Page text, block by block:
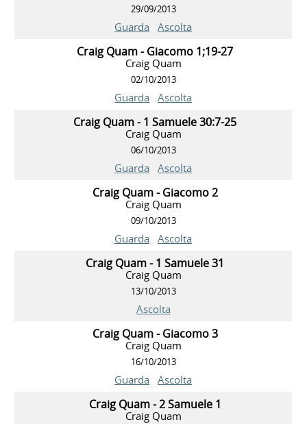
29/09/2013
Guarda Ascolta
Craig Quam - Giacomo 1;19-27
Craig Quam
02/10/2013
Guarda Ascolta
Craig Quam - 1 Samuele 30:7-25
Craig Quam
06/10/2013
Guarda Ascolta
Craig Quam - Giacomo 2
Craig Quam
09/10/2013
Guarda Ascolta
Craig Quam - 1 Samuele 31
Craig Quam
13/10/2013
Ascolta
Craig Quam - Giacomo 3
Craig Quam
16/10/2013
Guarda Ascolta
Craig Quam - 2 Samuele 1
Craig Quam